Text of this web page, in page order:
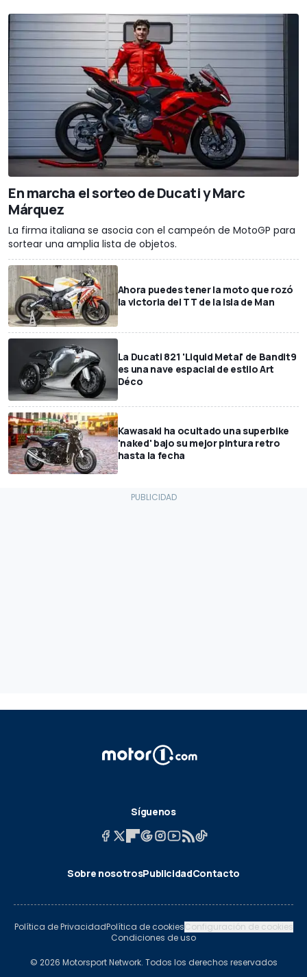
En marcha el sorteo de Ducati y Marc
Márquez
La firma italiana se asocia con el campeón de MotoGP para
sortear una amplia lista de objetos.
Ahora puedes tener la moto que rozó
la victoria del TT de la Isla de Man
La Ducati 821 'Liquid Metal' de Bandit9
es una nave espacial de estilo Art
Déco
Kawasaki ha ocultado una superbike
'naked' bajo su mejor pintura retro
hasta la fecha
Síguenos
Sobre nosotrosPublicidadContacto
Política de PrivacidadPolítica de cookiesConfiguración de cookies
Condiciones de uso
© 2026 Motorsport Network. Todos los derechos reservados